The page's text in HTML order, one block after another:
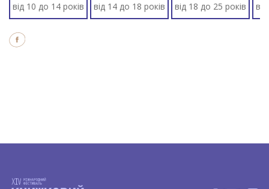
від 10 до 14 років від 14 до 18 років від 18 до 25 років